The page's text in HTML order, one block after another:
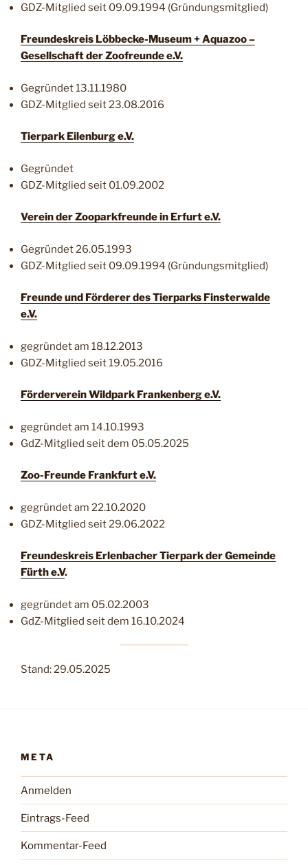
GDZ-Mitglied seit 09.09.1994 (Gründungsmitglied)
Freundeskreis Löbbecke-Museum + Aquazoo –
Gesellschaft der Zoofreunde e.V.
Gegründet 13.11.1980
GDZ-Mitglied seit 23.08.2016
Tierpark Eilenburg e.V.
Gegründet
GDZ-Mitglied seit 01.09.2002
Verein der Zooparkfreunde in Erfurt e.V.
Gegründet 26.05.1993
GDZ-Mitglied seit 09.09.1994 (Gründungsmitglied)
Freunde und Förderer des Tierparks Finsterwalde
e.V.
gegründet am 18.12.2013
GDZ-Mitglied seit 19.05.2016
Förderverein Wildpark Frankenberg e.V.
gegründet am 14.10.1993
GdZ-Mitglied seit dem 05.05.2025
Zoo-Freunde Frankfurt e.V.
gegründet am 22.10.2020
GDZ-Mitglied seit 29.06.2022
Freundeskreis Erlenbacher Tierpark der Gemeinde
Fürth e.V.
gegründet am 05.02.2003
GdZ-Mitglied seit dem 16.10.2024
Stand: 29.05.2025
META
Anmelden
Eintrags-Feed
Kommentar-Feed